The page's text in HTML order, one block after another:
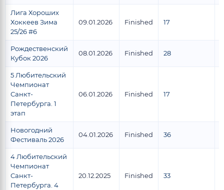
Лига Хороших
Хоккеев Зима
25/26 #6
09.01.2026 Finished 17
Рождественский
Кубок 2026
08.01.2026 Finished 28
5 Любительский
Чемпионат
Санкт-
Петербурга. 1
этап
06.01.2026 Finished 17
Новогодний
Фестиваль 2026
04.01.2026 Finished 36
4 Любительский
Чемпионат
Санкт-
Петербурга. 4
20.12.2025 Finished 33